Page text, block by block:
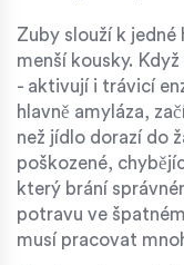
Zuby slouží k jedné
menší kousky.
- aktivují i trávicí
hlavně amyláza,
než jídlo dorazí do
poškozené,
který brání
potravu ve
musí pracovat